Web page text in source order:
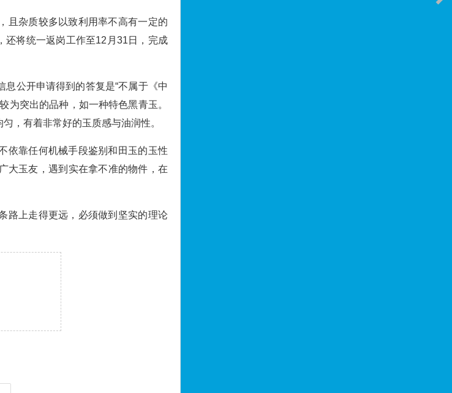
且杂质较多以致利用率不高有一定的
还将统一返岗工作至12月31日，完成
公开申请得到的答复是“不属于《中
为突出的品种，如一种特色黑青玉。
，有着非常好的玉质感与油润性。
依靠任何机械手段鉴别和田玉的玉性
大玉友，遇到实在拿不准的物件，在
路上走得更远，必须做到坚实的理论